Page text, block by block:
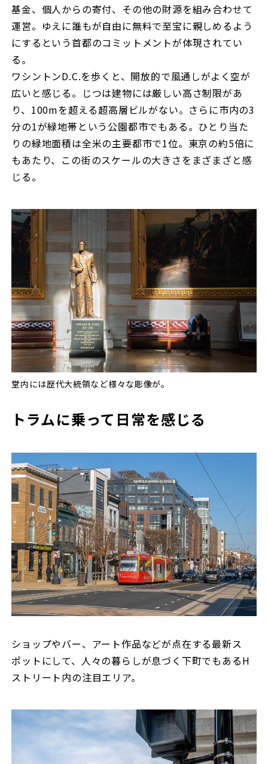
基金、個人からの寄付、その他の財源を組み合わせて
運営。ゆえに誰もが自由に無料で至宝に親しめるよう
にするという首都のコミットメントが体現されてい
る。
ワシントンD.C.を歩くと、開放的で風通しがよく空が
広いと感じる。じつは建物には厳しい高さ制限があ
り、100mを超える超高層ビルがない。さらに市内の3
分の1が緑地帯という公園都市でもある。ひとり当た
りの緑地面積は全米の主要都市で1位。東京の約5倍に
もあたり、この街のスケールの大きさをまざまざと感
じる。
堂内には歴代大統領など様々な彫像が。
トラムに乗って日常を感じる
ショップやバー、アート作品などが点在する最新ス
ポットにして、人々の暮らしが息づく下町でもあるH
ストリート内の注目エリア。